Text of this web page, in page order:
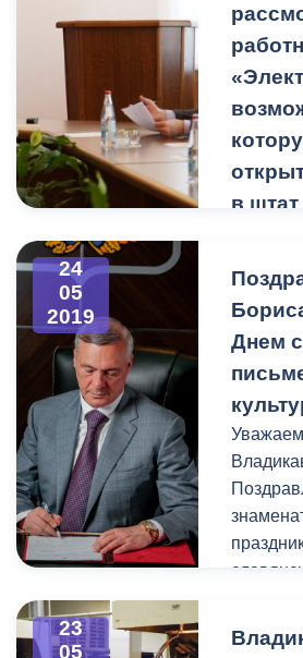
в штат
г.
главе
под
Бориса
в
и
24
05
2019
Днем
23
05